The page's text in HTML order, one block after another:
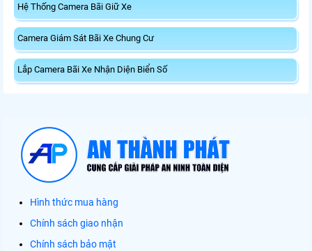
Hệ Thống Camera Bãi Giữ Xe
Camera Giám Sát Bãi Xe Chung Cư
Lắp Camera Bãi Xe Nhận Diện Biển Số
Hình thức mua hàng
Chính sách giao nhận
Chính sách bảo mật